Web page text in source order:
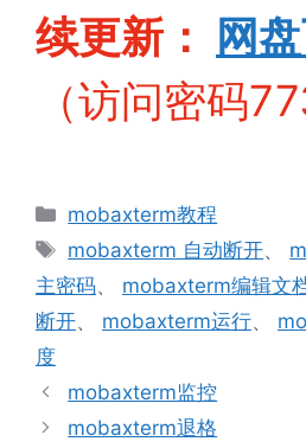
续更新：
网
（访问密码
分
类
mobaxterm教程
标
签
mobaxterm 自动断开、
主密码、 mobaxterm编辑文
断开、 mobaxterm运行、
度
mobaxterm监控
mobaxterm退格